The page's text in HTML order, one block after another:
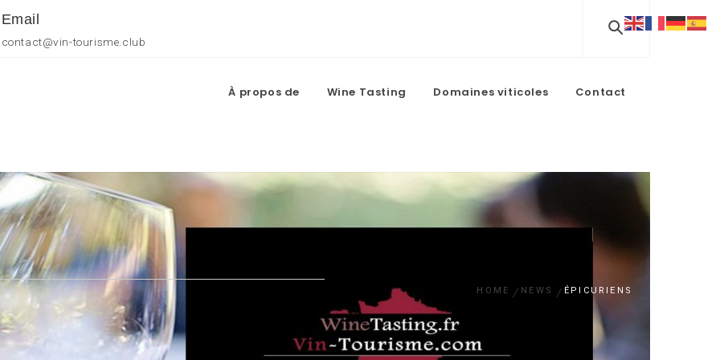
Email
contact@vin-tourisme.club
À propos de Wine Tasting Domaines viticoles Contact
HOME NEWS ÉPICURIENS